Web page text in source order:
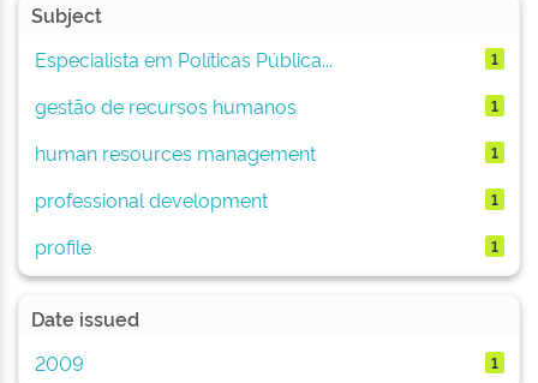
Subject
Especialista em Políticas Pública...
1
gestão de recursos humanos 1
human resources management 1
professional development 1
profile 1
Date issued
2009
1